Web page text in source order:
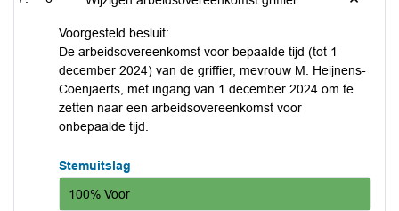
Voorgesteld besluit:
De arbeidsovereenkomst voor bepaalde tijd (tot 1
december 2024) van de griffier, mevrouw M. Heijnens-
Coenjaerts, met ingang van 1 december 2024 om te
zetten naar een arbeidsovereenkomst voor
onbepaalde tijd.
Stemuitslag
100% Voor